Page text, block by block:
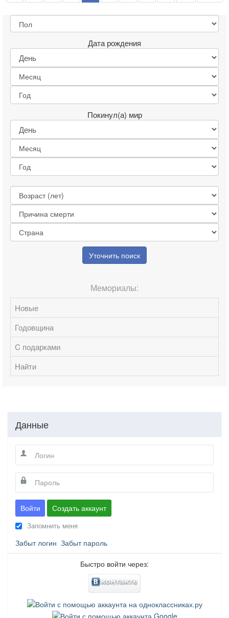
Дата рождения
Покинул(а) мир
Уточнить поиск
Мемориалы:
Новые
Годовщина
C подарками
Найти
Данные
Войти Создать аккаунт
Запомнить меня
Забыт логин Забыт пароль
Быстро войти через: